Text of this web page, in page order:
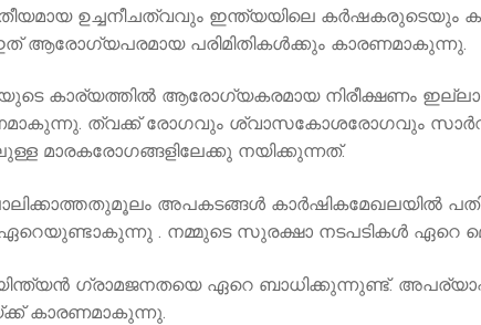
ഉച്ചനീചത്വവും ഇന്ത്യയിലെ കര്‍ഷകരുടെയും
ആരോഗ്യപരമായ പരിമിതികള്‍ക്കും കാരണമാകുന്നു.
കാര്യത്തില്‍ ആരോഗ്യകരമായ നിരീക്ഷണം
ത്വക്ക് രോഗവും ശ്വാസകോശരോഗവും
മാരകരോഗങ്ങളിലേക്കു നയിക്കുന്നത്.
അപകടങ്ങള്‍ കാര്‍ഷികമേഖലയില്‍
. നമ്മുടെ സുരക്ഷാ നടപടികൾ ഏറെ
ഗ്രാമജനതയെ ഏറെ ബാധിക്കുന്നുണ്ട്.
കാരണമാകുന്നു.